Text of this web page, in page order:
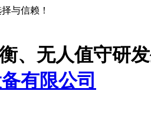
与信赖！
、无人值守研